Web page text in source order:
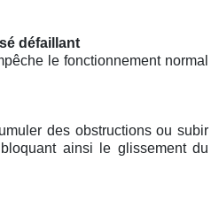
défaillant
le fonctionnement normal
des obstructions ou subir
ainsi le glissement du